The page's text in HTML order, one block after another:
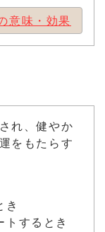
意味・効果
れ、健やか
をもたらす
き
トするとき